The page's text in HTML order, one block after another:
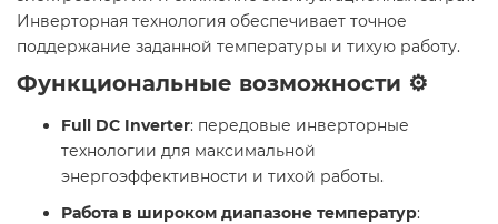
Инверторная технология обеспечивает точное
поддержание заданной температуры и тихую работу.
Функциональные возможности ⚙️
Full DC Inverter: передовые инверторные
технологии для максимальной
энергоэффективности и тихой работы.
Работа в широком диапазоне температур: